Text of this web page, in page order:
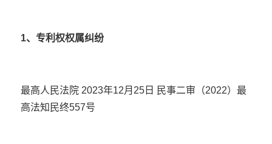
1、专利权权属纠纷
最高人民法院 2023年12月25日 民事二审（2022）最
高法知民终557号